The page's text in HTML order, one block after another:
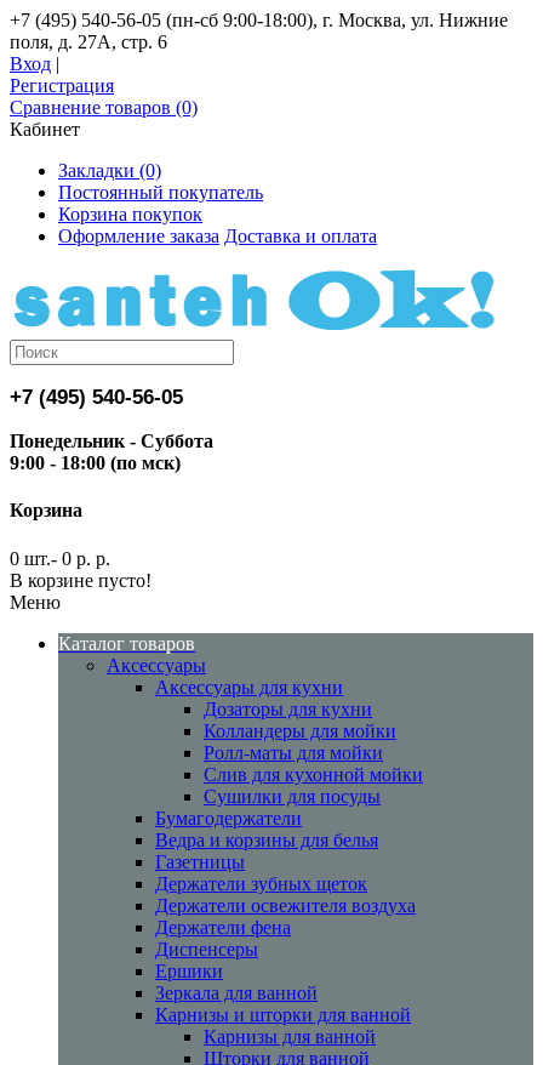
+7 (495) 540-56-05 (пн-сб 9:00-18:00), г. Москва, ул. Нижние
поля, д. 27А, стр. 6
Вход |
Регистрация
Сравнение товаров (0)
Кабинет
Закладки (0)
Постоянный покупатель
Корзина покупок
Оформление заказа Доставка и оплата
+7 (495) 540-56-05
Понедельник - Суббота
9:00 - 18:00 (по мск)
Корзина
0 шт.- 0 р. р.
В корзине пусто!
Меню
Каталог товаров
Аксессуары
Аксессуары для кухни
Дозаторы для кухни
Колландеры для мойки
Ролл-маты для мойки
Слив для кухонной мойки
Сушилки для посуды
Бумагодержатели
Ведра и корзины для белья
Газетницы
Держатели зубных щеток
Держатели освежителя воздуха
Держатели фена
Диспенсеры
Ершики
Зеркала для ванной
Карнизы и шторки для ванной
Карнизы для ванной
Шторки для ванной